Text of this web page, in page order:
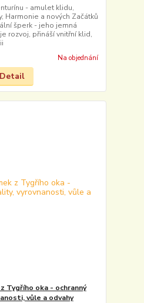
- amulet klidu,
Harmonie a nových Začátků
šperk - jeho jemná
rozvoj, přináší vnitřní klid,
Na objednání
Detail
Tygřího oka - ochranný
vůle a odvahy